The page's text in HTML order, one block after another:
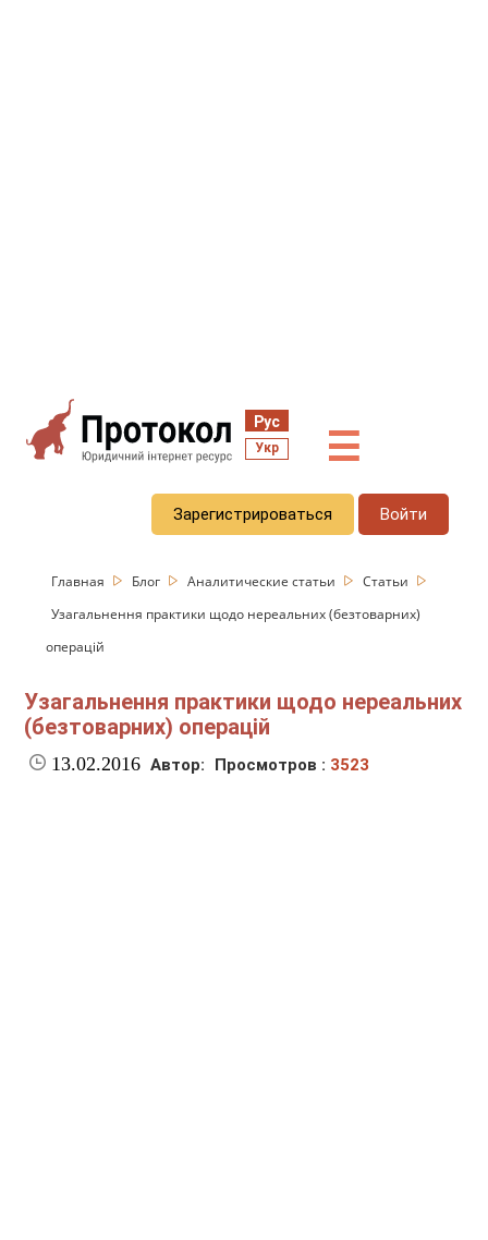
Рус
Укр ☰
Зарегистрироваться Войти
Главная Блог Аналитические статьи
Статьи
Узагальнення практики щодо нереальних (безтоварних)
операцій
Узагальнення практики щодо нереальних
(безтоварних) операцій
13.02.2016 Автор: Просмотров : 3523